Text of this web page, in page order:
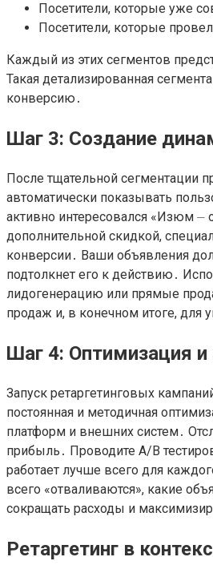
Посетители, которые уже
Посетители, которые
Каждый из этих сегментов
Такая детализированная
конверсию․
Шаг 3: Создание
После тщательной сегментации
автоматически показывать
активно интересовался «Изюм ⏤
дополнительной скидкой,
конверсии․ Ваши объявления
подтолкнет его к действию․
лидогенерацию или прямые
продаж и, в конечном итоге, для
Шаг 4: Оптимизация и
Запуск ретаргетинговых
постоянная и методичная
платформ и внешних систем․
прибыль․ Проводите A/B
работает лучше всего для
всего «отваливаются», какие
сокращать расходы и
Ретаргетинг в